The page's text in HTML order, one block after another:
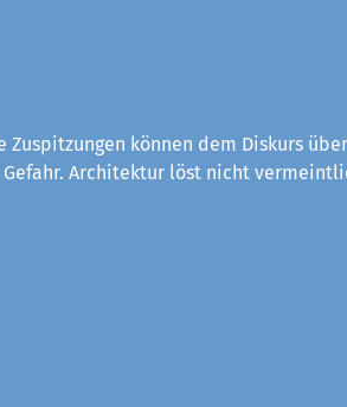
Zuspitzungen können dem Diskurs
Architektur löst nicht